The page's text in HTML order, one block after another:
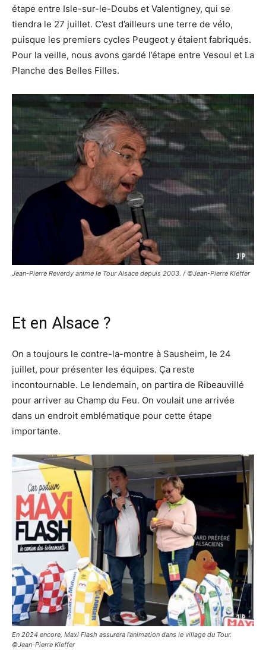
étape entre Isle-sur-le-Doubs et Valentigney, qui se
tiendra le 27 juillet. C’est d’ailleurs une terre de vélo,
puisque les premiers cycles Peugeot y étaient fabriqués.
Pour la veille, nous avons gardé l’étape entre Vesoul et La
Planche des Belles Filles.
Jean-Pierre Reverdy anime le Tour Alsace depuis 2003. / ©Jean-Pierre Kieffer
Et en Alsace ?
On a toujours le contre-la-montre à Sausheim, le 24
juillet, pour présenter les équipes. Ça reste
incontournable. Le lendemain, on partira de Ribeauvillé
pour arriver au Champ du Feu. On voulait une arrivée
dans un endroit emblématique pour cette étape
importante.
En 2024 encore, Maxi Flash assurera l’animation dans le village du Tour.
©Jean-Pierre Kieffer